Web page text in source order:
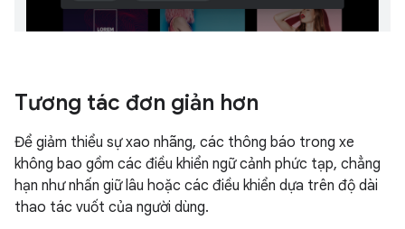
Tương tác đơn giản hơn
Để giảm thiểu sự xao nhãng, các thông báo trong xe
không bao gồm các điều khiển ngữ cảnh phức tạp, chẳng
hạn như nhấn giữ lâu hoặc các điều khiển dựa trên độ dài
thao tác vuốt của người dùng.